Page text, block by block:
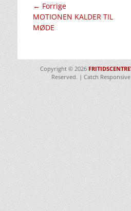
Indlægsnavigation
← Forrige
Forrige
indlæg:
MOTIONEN KALDER TIL
MØDE
Copyright © 2026
Reserved. | Catch